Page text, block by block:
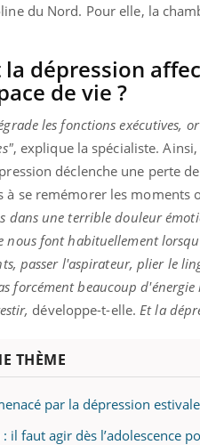
du Nord. Pour elle, la
dépression
de vie ?
les fonctions exécutives,
, explique la spécialiste.
déclenche une perte
à se remémorer les
dans une terrible douleur
nous font habituellement
passer l'aspirateur, plier le
forcément beaucoup
développe-t-elle. Et la
THÈME
par la dépression
il faut agir dès l’adolescence
:
à aborder...
des questions
Youtube
Carence en
prévenir
Fatigue,
même alopécie…